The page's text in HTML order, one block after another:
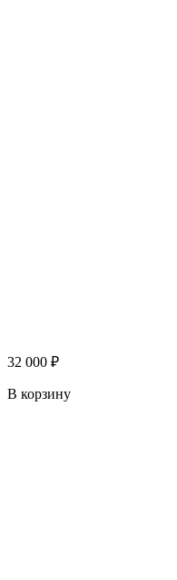
32 000 ₽
В корзину